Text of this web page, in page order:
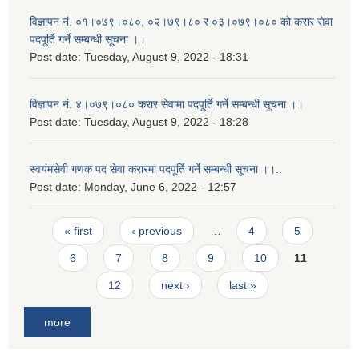
विज्ञापन नं. ०१।०७९।०८०, ०२।७९।८० र ०३।०७९।०८० को करार सेवा
पदपूर्ति गर्ने सम्बन्धी सूचना ।।
Post date: Tuesday, August 9, 2022 - 18:31
विज्ञापन नं. ४।०७९।०८० करार सेवामा पदपूर्ति गर्ने सम्बन्धी सूचना ।।
Post date: Tuesday, August 9, 2022 - 18:28
स्वयंमसेवी गणक पद सेवा करारमा पदपूर्ति गर्ने सम्बन्धी सूचना ।।..
Post date: Monday, June 6, 2022 - 12:57
Pages
« first ‹ previous 4 5
6 7 8 9 10 11
12 next › last »
more